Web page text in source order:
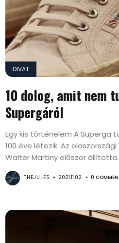
DIVAT
10 dolog, amit nem
Supergáról
Egy kis történelem A Superga
100 éve létezik. Az olaszországi
Walter Martiny először
THEJULES 2021.11.02. 0